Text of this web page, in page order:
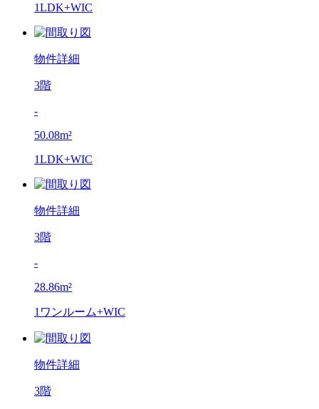
1LDK+WIC
物件詳細
3階
-
50.08m²
1LDK+WIC
物件詳細
3階
-
28.86m²
1ワンルーム+WIC
物件詳細
3階